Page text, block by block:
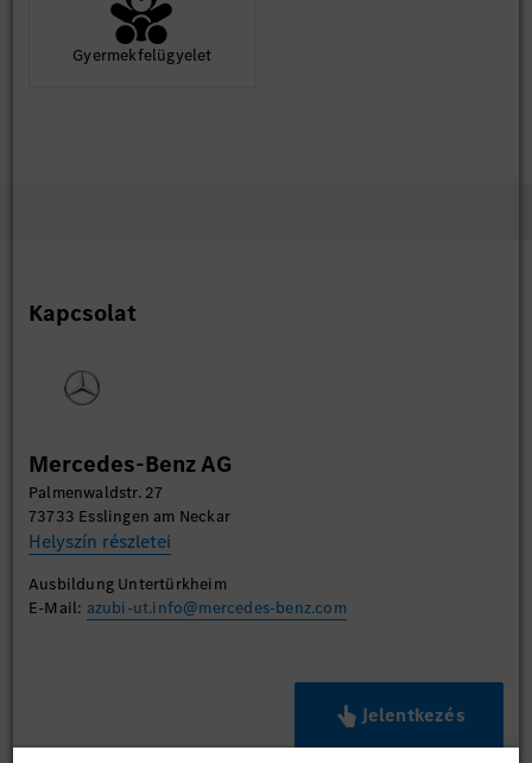
Gyermekfelügyelet
Kapcsolat
Mercedes-Benz AG
Palmenwaldstr. 27
73733 Esslingen am Neckar
Helyszín részletei
Ausbildung Untertürkheim
E-Mail: azubi-ut.info@mercedes-benz.com
Jelentkezés